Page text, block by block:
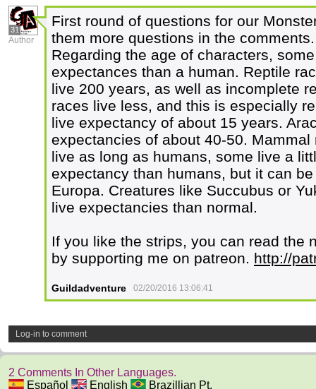
31
Author
First round of questions for our
them more questions in the comments.
Regarding the age of characters,
expectances than a human. Reptile
live 200 years, as well as incomplete
races live less, and this is especially
live expectancy of about 15 years.
expectancies of about 40-50.
live as long as humans, some live a
expectancy than humans, but it can
Europa. Creatures like Succubus or
live expectancies than normal.
If you like the strips, you can read the
by supporting me on patreon. http://
Guildadventure 02/20/2016 13:06:41
Log-in to comment
2 Comments In Other Languages.
Español
English Brazillian Pt.